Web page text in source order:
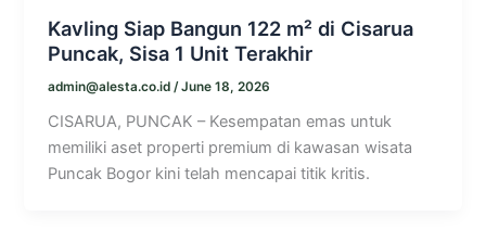
Kavling Siap Bangun 122 m² di Cisarua
Puncak, Sisa 1 Unit Terakhir
admin@alesta.co.id /June 18, 2026
CISARUA, PUNCAK – Kesempatan emas untuk
memiliki aset properti premium di kawasan wisata
Puncak Bogor kini telah mencapai titik kritis.